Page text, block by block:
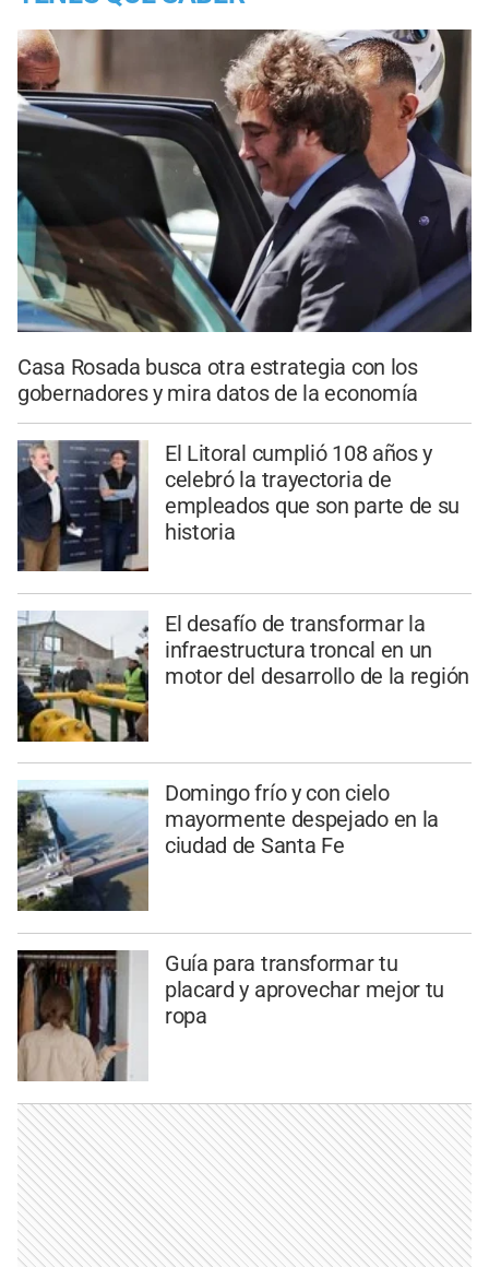
Casa Rosada busca otra estrategia con los
gobernadores y mira datos de la economía
El Litoral cumplió 108 años y
celebró la trayectoria de
empleados que son parte de su
historia
El desafío de transformar la
infraestructura troncal en un
motor del desarrollo de la región
Domingo frío y con cielo
mayormente despejado en la
ciudad de Santa Fe
Guía para transformar tu
placard y aprovechar mejor tu
ropa